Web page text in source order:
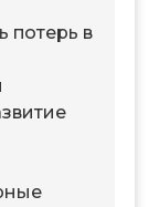
потерь в